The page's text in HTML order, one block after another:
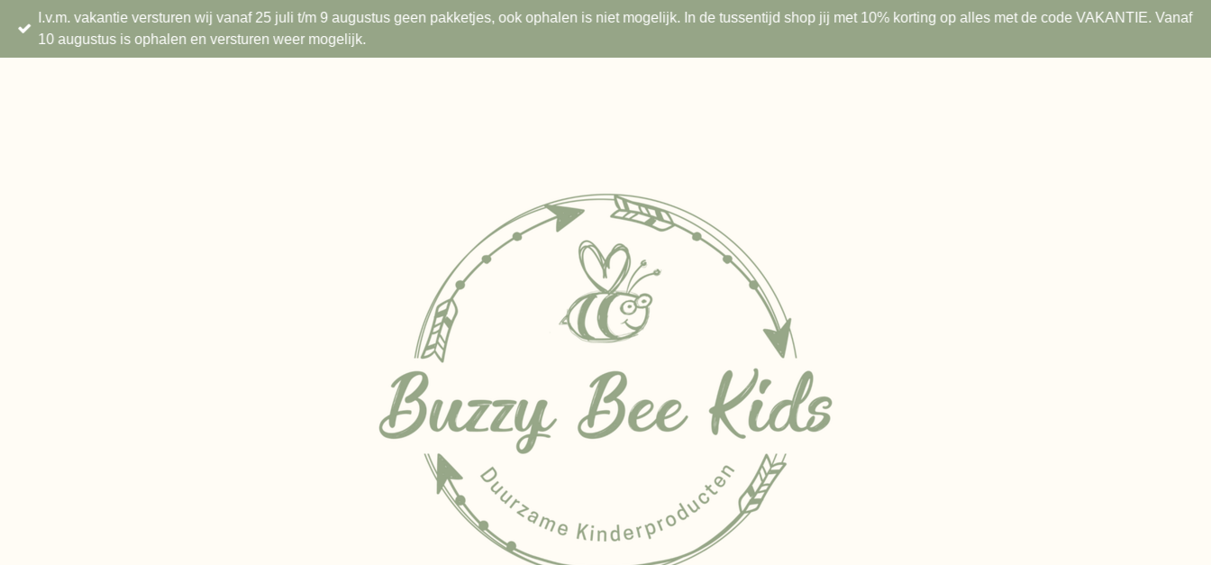
direct
naar
I.v.m. vakantie versturen wij vanaf 25 juli t/m 9 augustus geen pakketjes, ook ophalen is niet mogelijk. In de tussentijd shop jij met 10% korting op alles met de code VAKANTIE. Vanaf
10 augustus is ophalen en versturen weer mogelijk.